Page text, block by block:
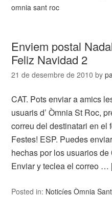
omnia sant roc
Enviem postal
Feliz Navidad 2
21 de desembre de 2010 by
CAT. Pots enviar a amics
usuaris d’ Òmnia St Roc,
correu del destinatari en el
Festes! ESP. Puedes
hechas por los usuarios
Enviar y teclea el correo …
Posted in: Noticíes Òmnia